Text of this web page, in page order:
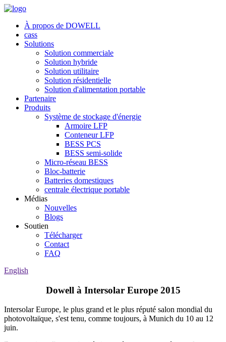
À propos de DOWELL
cass
Solutions
Solution commerciale
Solution hybride
Solution utilitaire
Solution résidentielle
Solution d'alimentation portable
Partenaire
Produits
Système de stockage d'énergie
Armoire LFP
Conteneur LFP
BESS PCS
BESS semi-solide
Micro-réseau BESS
Bloc-batterie
Batteries domestiques
centrale électrique portable
Médias
Nouvelles
Blogs
Soutien
Télécharger
Contact
FAQ
English
Dowell à Intersolar Europe 2015
Intersolar Europe, le plus grand et le plus réputé salon mondial du
photovoltaïque, s'est tenu, comme toujours, à Munich du 10 au 12
juin.